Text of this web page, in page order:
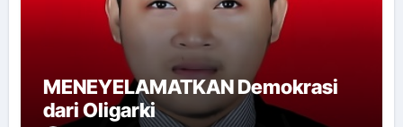
MENEYELAMATKAN Demokrasi
dari Oligarki